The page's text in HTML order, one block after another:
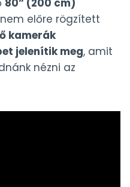
nem előre rögzített
kamerák
jelenítik meg, amit
nézni az